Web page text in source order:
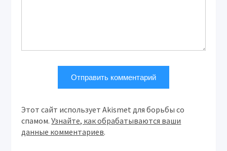
Этот сайт использует Akismet для борьбы со
спамом.Узнайте, как обрабатываются ваши
данные комментариев.